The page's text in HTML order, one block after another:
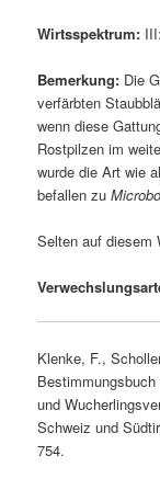
Wirtsspektrum: III:
Bemerkung: Die
verfärbten
wenn diese
Rostpilzen im
wurde die Art wie
befallen zu
Selten auf diesem
Klenke, F.,
und
Schweiz und
754.